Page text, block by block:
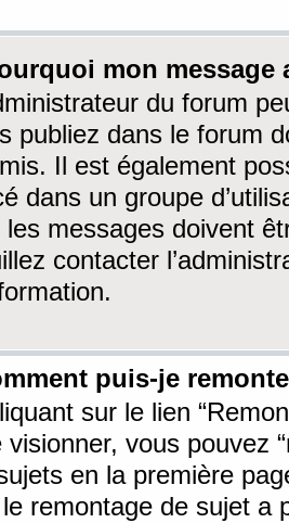
mon message
du forum
publiez dans le forum
Il est également
dans un groupe
les messages doivent
contacter
puis-je
sur le lien
visionner, vous pouvez
en la première
remontage de sujet a